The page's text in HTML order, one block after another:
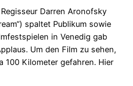
Darren Aronofsky
spaltet Publikum sowie
in Venedig gab
Um den Film zu sehen,
100 Kilometer gefahren. Hier